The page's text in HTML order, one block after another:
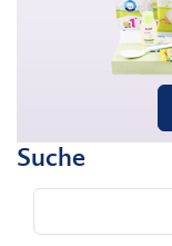
Suche